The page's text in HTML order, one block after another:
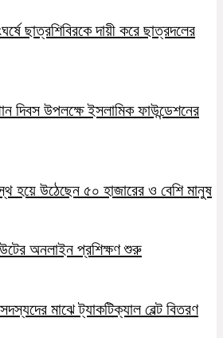
ছাত্রশিবিরকে দায়ী করে ছাত্রদলের
উপলক্ষে ইসলামিক ফাউন্ডেশনের
হয়ে উঠেছেন ৫০ হাজারের ও বেশি মানুষ
অনলাইন প্রশিক্ষণ শুরু
মাঝে ট্যাকটিক্যাল বেল্ট বিতরণ